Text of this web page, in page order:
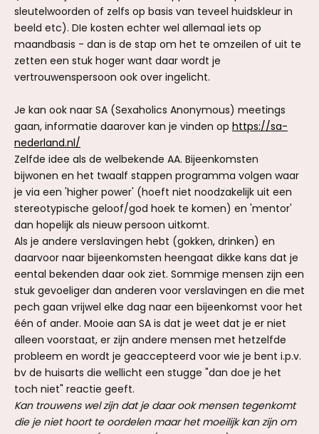
sleutelwoorden of zelfs op basis van teveel huidskleur in
beeld etc). DIe kosten echter wel allemaal iets op
maandbasis - dan is de stap om het te omzeilen of uit te
zetten een stuk hoger want daar wordt je
vertrouwenspersoon ook over ingelicht.
Je kan ook naar SA (Sexaholics Anonymous) meetings
gaan, informatie daarover kan je vinden op https://sa-
nederland.nl/
Zelfde idee als de welbekende AA. Bijeenkomsten
bijwonen en het twaalf stappen programma volgen waar
je via een 'higher power' (hoeft niet noodzakelijk uit een
stereotypische geloof/god hoek te komen) en 'mentor'
dan hopelijk als nieuw persoon uitkomt.
Als je andere verslavingen hebt (gokken, drinken) en
daarvoor naar bijeenkomsten heengaat dikke kans dat je
eental bekenden daar ook ziet. Sommige mensen zijn een
stuk gevoeliger dan anderen voor verslavingen en die met
pech gaan vrijwel elke dag naar een bijeenkomst voor het
één of ander. Mooie aan SA is dat je weet dat je er niet
alleen voorstaat, er zijn andere mensen met hetzelfde
probleem en wordt je geaccepteerd voor wie je bent i.p.v.
bv de huisarts die wellicht een stugge "dan doe je het
toch niet" reactie geeft.
Kan trouwens wel zijn dat je daar ook mensen tegenkomt
die je niet hoort te oordelen maar het moeilijk kan zijn om